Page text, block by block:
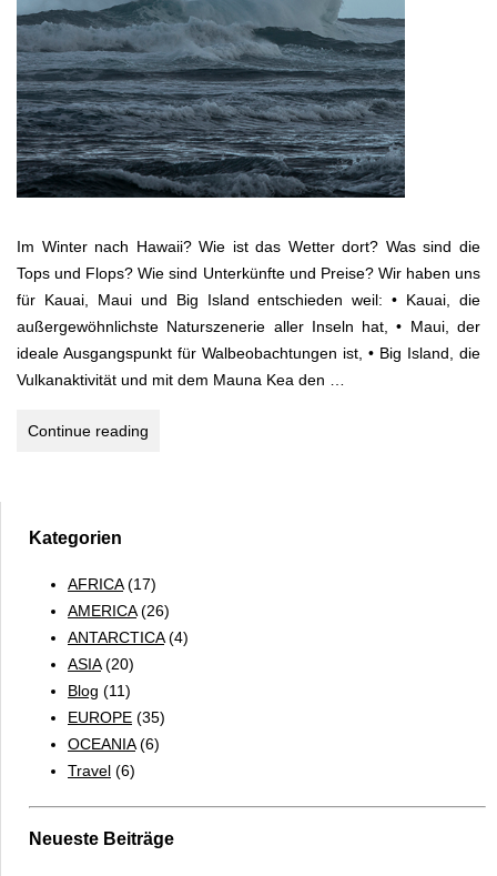
Im Winter nach Hawaii? Wie ist das Wetter dort? Was sind die
Tops und Flops? Wie sind Unterkünfte und Preise? Wir haben uns
für Kauai, Maui und Big Island entschieden weil: • Kauai, die
außergewöhnlichste Naturszenerie aller Inseln hat, • Maui, der
ideale Ausgangspunkt für Walbeobachtungen ist, • Big Island, die
Vulkanaktivität und mit dem Mauna Kea den …
Continue reading
und
Preise
Kategorien
AFRICA(17)
AMERICA(26)
ANTARCTICA(4)
ASIA(20)
Blog (11)
EUROPE (35)
OCEANIA(6)
Travel (6)
Neueste Beiträge